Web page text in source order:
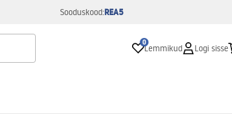
Sooduskood:REA5
0
Lemmikud Logi sisse